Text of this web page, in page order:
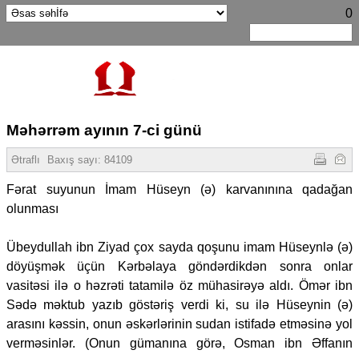
0
Məhərrəm ayının 7-ci günü
Ətraflı Baxış sayı: 84109
Fərat suyunun İmam Hüseyn (ə) karvanınına qadağan
olunması
Übeydullah ibn Ziyad çox sayda qoşunu imam Hüseynlə (ə)
döyüşmək üçün Kərbəlaya göndərdikdən sonra onlar
vasitəsi ilə o həzrəti tatamilə öz mühasirəyə aldı. Ömər ibn
Sədə məktub yazıb göstəriş verdi ki, su ilə Hüseynin (ə)
arasını kəssin, onun əskərlərinin sudan istifadə etməsinə yol
verməsinlər. (Onun gümanına görə, Osman ibn Əffanın